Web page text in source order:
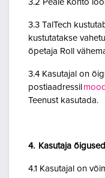
3.2 Peale Konto
3.3 TalTech
kustutatakse
õpetaja Roll
3.4 Kasutajal on
postiaadressil
Teenust kasutada.
4. Kasutaja
4.1 Kasutajal on